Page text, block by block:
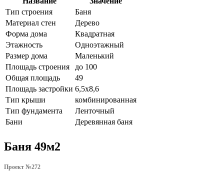
Тип строения
Баня
Материал стен
Дерево
Форма дома
Квадратная
Этажность
Одноэтажный
Размер дома
Маленький
Площадь строения
до 100
Общая площадь
49
Площадь застройки 6,5x8,6
Тип крыши
комбинированная
Тип фундамента
Ленточный
Бани
Деревянная баня
Баня 49м2
Проект №272